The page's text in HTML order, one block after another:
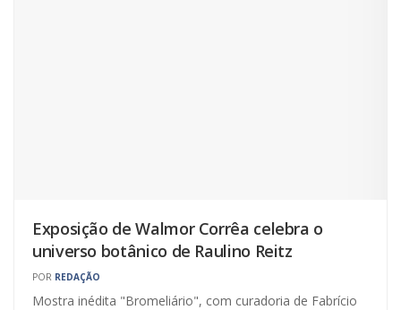
Exposição de Walmor Corrêa celebra o
universo botânico de Raulino Reitz
POR REDAÇÃO
Mostra inédita "Bromeliário", com curadoria de Fabrício